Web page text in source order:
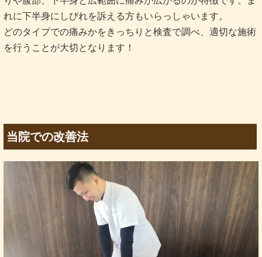
れに下半身にしびれを訴える方もいらっしゃいます。
どのタイプでの痛みかをきっちりと検査で調べ、適切な施術
を行うことが大切となります！
当院での改善法